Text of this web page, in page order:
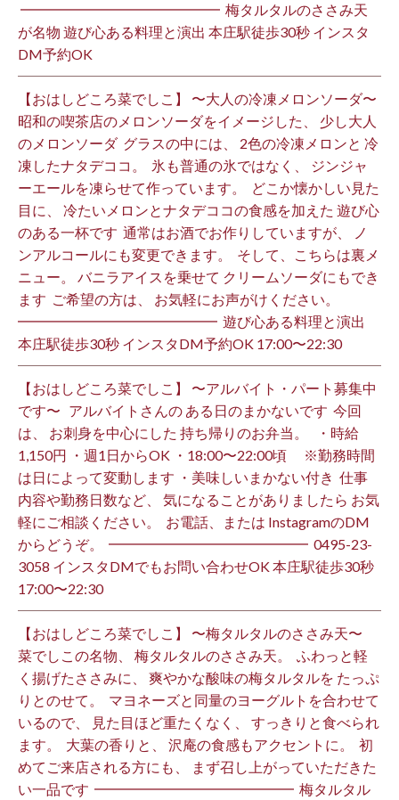
⁡ ━━━━━━━━━━━━━━ ⁡ 梅タルタルのささみ天
が名物 遊び心ある料理と演出 本庄駅徒歩30秒 インスタ
DM予約OK ⁡
【おはしどころ菜でしこ】 〜大人の冷凍メロンソーダ〜 ⁡
昭和の喫茶店のメロンソーダをイメージした、 少し大人
のメロンソーダ ⁡ グラスの中には、 2色の冷凍メロンと 冷
凍したナタデココ。 ⁡ 氷も普通の氷ではなく、 ジンジャ
ーエールを凍らせて作っています。 ⁡ どこか懐かしい見た
目に、 冷たいメロンとナタデココの食感を加えた 遊び心
のある一杯です ⁡ 通常はお酒でお作りしていますが、 ノ
ンアルコールにも変更できます。 ⁡ そして、こちらは裏メ
ニュー。 バニラアイスを乗せて クリームソーダにもでき
ます ⁡ ご希望の方は、 お気軽にお声がけください。 ⁡
━━━━━━━━━━━━━━ ⁡ 遊び心ある料理と演出
本庄駅徒歩30秒 インスタDM予約OK 17:00〜22:30 ⁡
【おはしどころ菜でしこ】 〜アルバイト・パート募集中
です〜 ⁡ ⁡ アルバイトさんの ある日のまかないです ⁡ 今回
は、 お刺身を中心にした 持ち帰りのお弁当。 ⁡ ⁡ ・時給
1,150円 ・週1日からOK ・18:00〜22:00頃 ※勤務時間
は日によって変動します ・美味しいまかない付き ⁡ 仕事
内容や勤務日数など、 気になることがありましたら お気
軽にご相談ください。 ⁡ お電話、または InstagramのDM
からどうぞ。 ⁡ ━━━━━━━━━━━━━━ ⁡ ️0495-23-
3058 インスタDMでもお問い合わせOK 本庄駅徒歩30秒
17:00〜22:30 ⁡
【おはしどころ菜でしこ】 〜梅タルタルのささみ天〜 ⁡
菜でしこの名物、 梅タルタルのささみ天。 ⁡ ふわっと軽
く揚げたささみに、 爽やかな酸味の梅タルタルを たっぷ
りとのせて。 ⁡ マヨネーズと同量のヨーグルトを合わせて
いるので、 見た目ほど重たくなく、 すっきりと食べられ
ます。 ⁡ 大葉の香りと、 沢庵の食感もアクセントに。 ⁡ 初
めてご来店される方にも、 まず召し上がっていただきた
い一品です️ ⁡ ━━━━━━━━━━━━━━ ⁡ 梅タルタル